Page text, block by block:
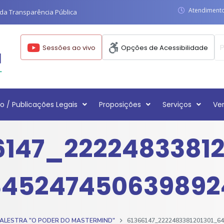
Transparência Pública
Sessões ao vivo Opções de Acessibilidade
/ Publicações Legais Proposições Serviços
"O PODER DO MASTERMIND"